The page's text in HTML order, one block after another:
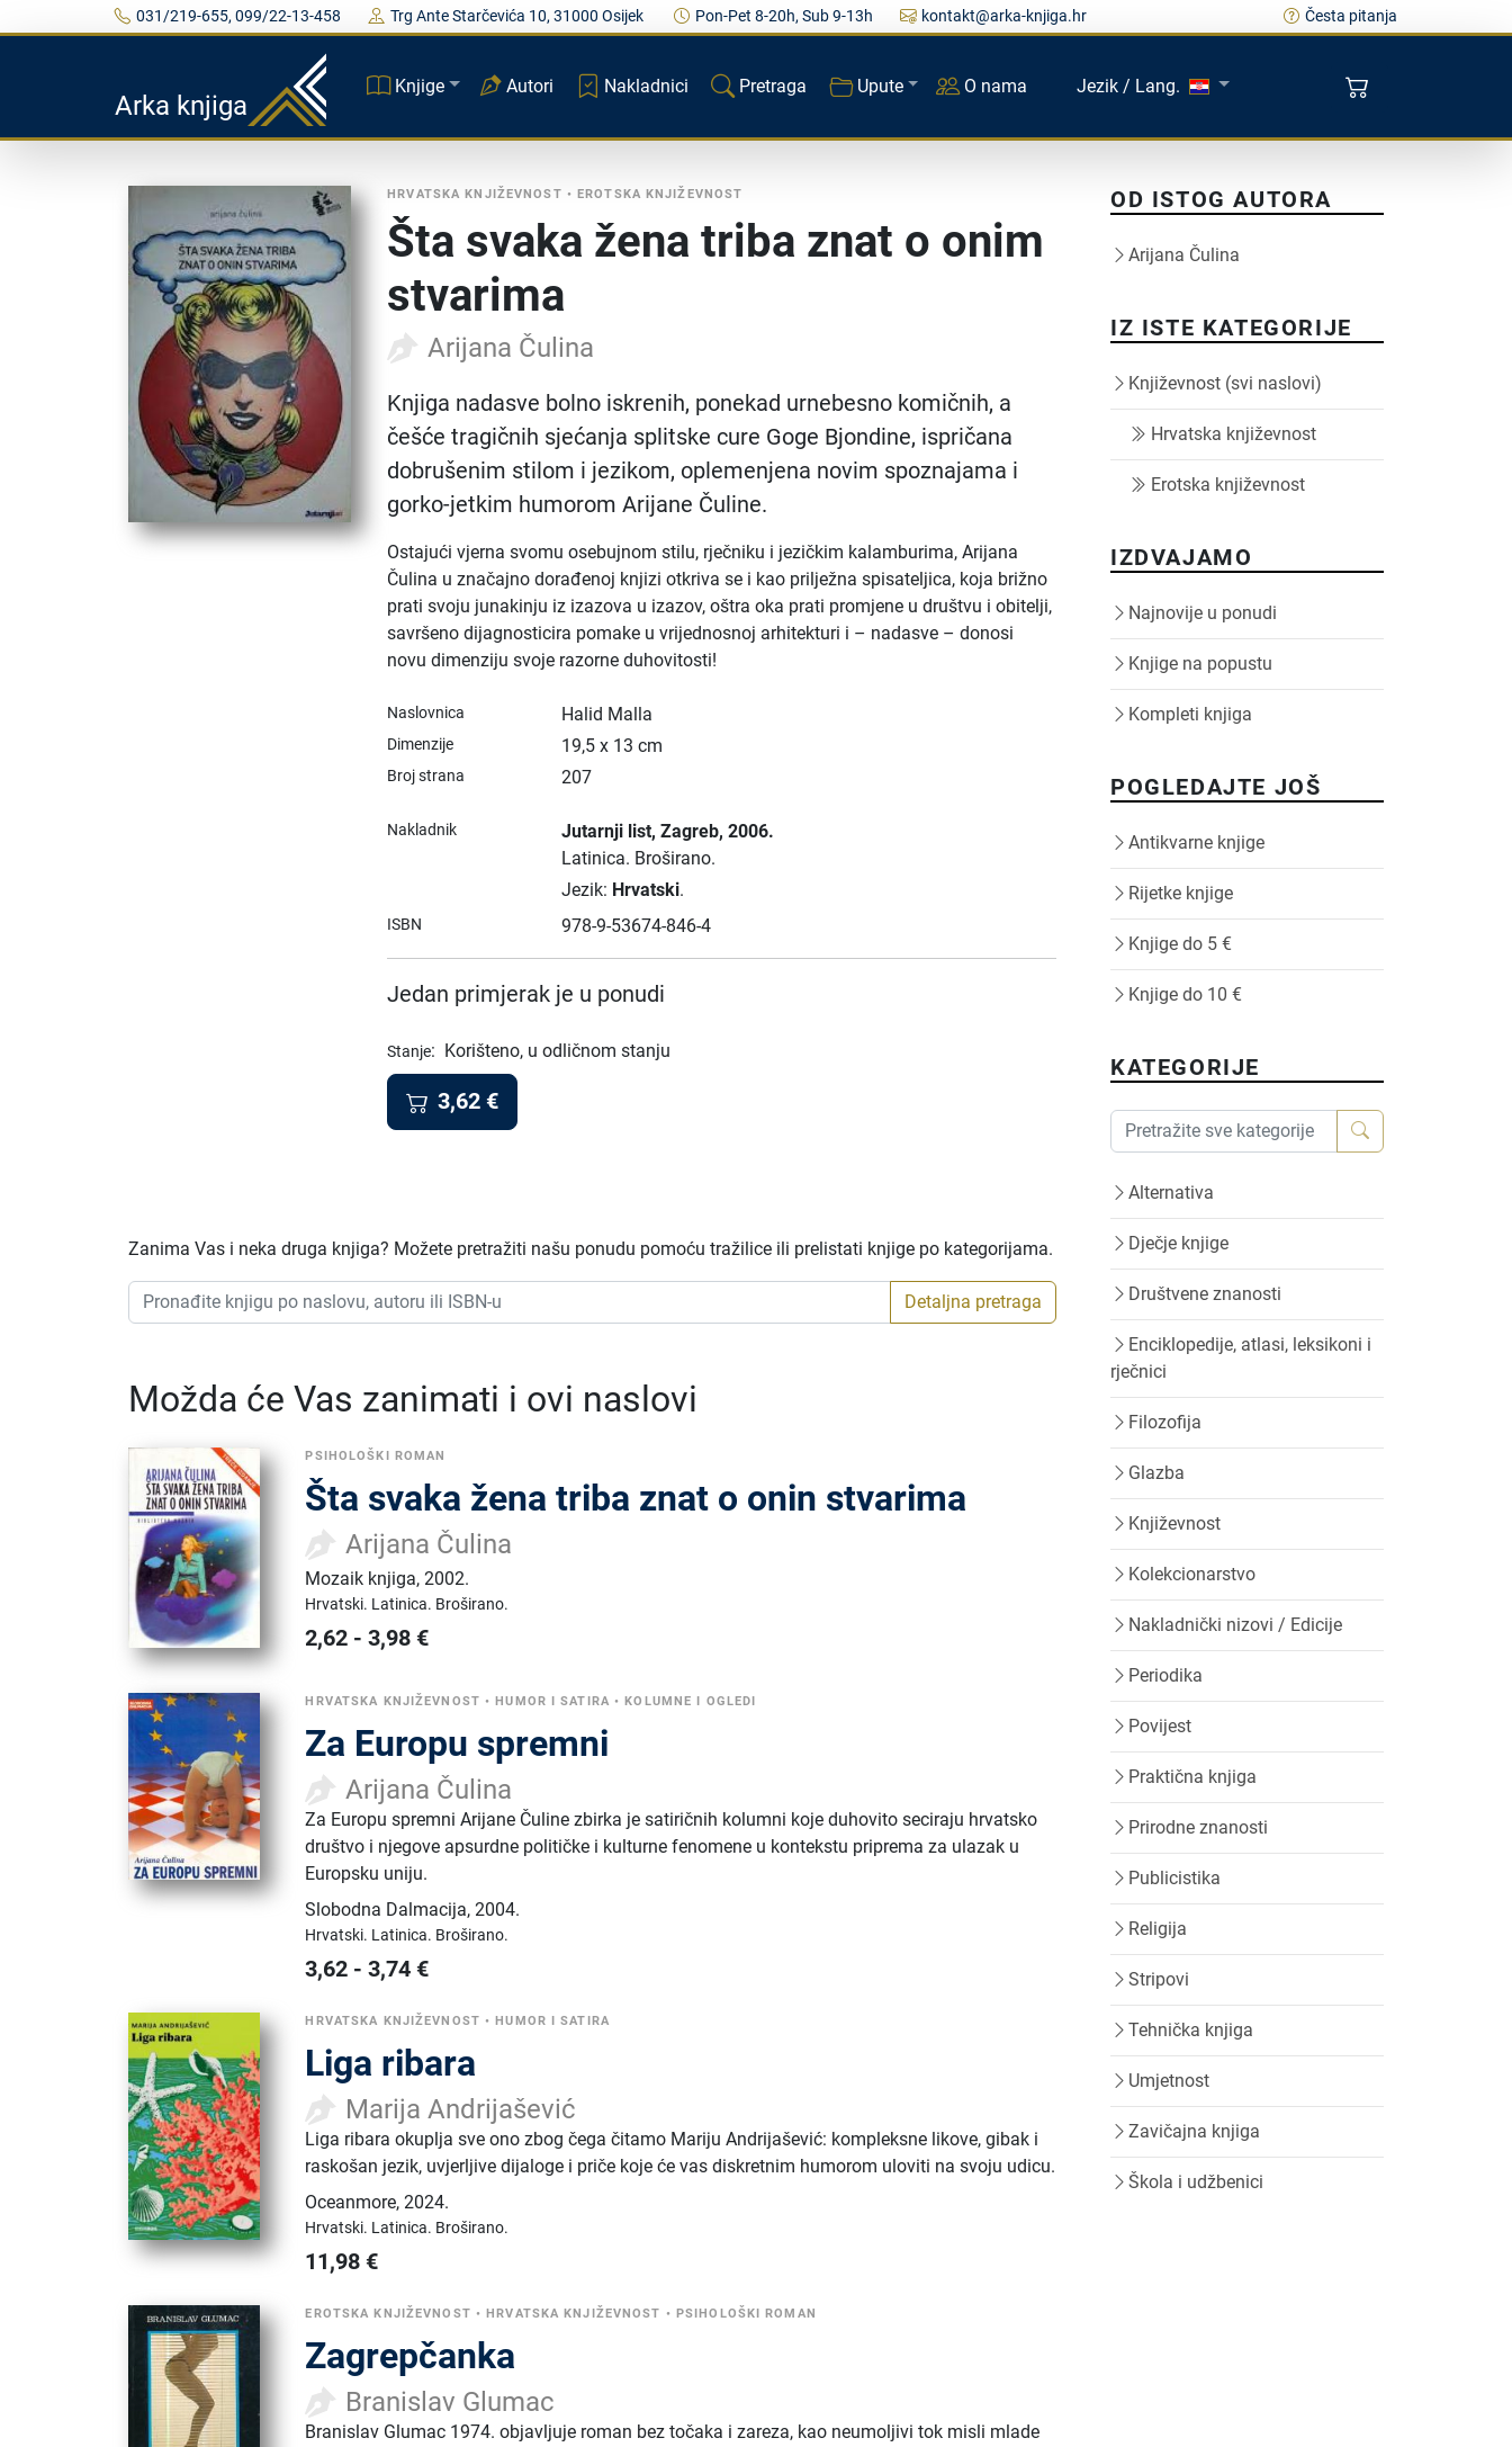
031/219-655, 099/22-13-458 Trg Ante Starčevića 10, 31000 Osijek Pon-Pet 8-20h, Sub 9-13h kontakt@arka-knjiga.hr Česta pitanja
Arka knjiga
Knjige Autori Nakladnici Pretraga Upute O nama Jezik / Lang.
HRVATSKA KNJIŽEVNOST •EROTSKA KNJIŽEVNOST
Šta svaka žena triba znat o onim
stvarima
Arijana Čulina
Knjiga nadasve bolno iskrenih, ponekad urnebesno komičnih, a
češće tragičnih sjećanja splitske cure Goge Bjondine, ispričana
dobrušenim stilom i jezikom, oplemenjena novim spoznajama i
gorko-jetkim humorom Arijane Čuline.
Ostajući vjerna svomu osebujnom stilu, rječniku i jezičkim kalamburima, Arijana
Čulina u značajno dorađenoj knjizi otkriva se i kao prilježna spisateljica, koja brižno
prati svoju junakinju iz izazova u izazov, oštra oka prati promjene u društvu i obitelji,
savršeno dijagnosticira pomake u vrijednosnoj arhitekturi i – nadasve – donosi
novu dimenziju svoje razorne duhovitosti!
Naslovnica Halid Malla
Dimenzije 19,5 x 13 cm
Broj strana 207
Nakladnik Jutarnji list, Zagreb, 2006.
Latinica. Broširano.
Jezik: Hrvatski.
ISBN 978-9-53674-846-4
Jedan primjerak je u ponudi
Stanje: Korišteno, u odličnom stanju
3,62 €
Zanima Vas i neka druga knjiga? Možete pretražiti našu ponudu pomoću tražilice ili prelistati knjige po kategorijama.
Detaljna pretraga
Možda će Vas zanimati i ovi naslovi
PSIHOLOŠKI ROMAN
Šta svaka žena triba znat o onin stvarima
Arijana Čulina
Mozaik knjiga,2002.
Hrvatski. Latinica. Broširano.
2,62 -3,98 €
HRVATSKA KNJIŽEVNOST • HUMOR I SATIRA • KOLUMNE I OGLEDI
Za Europu spremni
Arijana Čulina
Za Europu spremni Arijane Čuline zbirka je satiričnih kolumni koje duhovito seciraju hrvatsko
društvo i njegove apsurdne političke i kulturne fenomene u kontekstu priprema za ulazak u
Europsku uniju.
Slobodna Dalmacija,2004.
Hrvatski. Latinica. Broširano.
3,62 -3,74 €
HRVATSKA KNJIŽEVNOST • HUMOR I SATIRA
Liga ribara
Marija Andrijašević
Liga ribara okuplja sve ono zbog čega čitamo Mariju Andrijašević: kompleksne likove, gibak i
raskošan jezik, uvjerljive dijaloge i priče koje će vas diskretnim humorom uloviti na svoju udicu.
Oceanmore,2024.
Hrvatski. Latinica. Broširano.
11,98 €
EROTSKA KNJIŽEVNOST • HRVATSKA KNJIŽEVNOST • PSIHOLOŠKI ROMAN
Zagrepčanka
Branislav Glumac
Branislav Glumac 1974. objavljuje roman bez točaka i zareza, kao neumoljivi tok misli mlade
OD ISTOG AUTORA
Arijana Čulina
IZ ISTE KATEGORIJE
Književnost (svi naslovi)
Hrvatska književnost
Erotska književnost
IZDVAJAMO
Najnovije u ponudi
Knjige na popustu
Kompleti knjiga
POGLEDAJTE JOŠ
Antikvarne knjige
Rijetke knjige
Knjige do 5 €
Knjige do 10 €
KATEGORIJE
Alternativa
Dječje knjige
Društvene znanosti
Enciklopedije, atlasi, leksikoni i
rječnici
Filozofija
Glazba
Književnost
Kolekcionarstvo
Nakladnički nizovi / Edicije
Periodika
Povijest
Praktična knjiga
Prirodne znanosti
Publicistika
Religija
Stripovi
Tehnička knjiga
Umjetnost
Zavičajna knjiga
Škola i udžbenici